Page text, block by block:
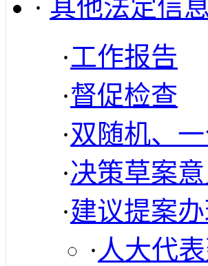
· 其他法定信
·工作报告
·督促检查
·双随机、
·决策草案
·建议提案
· 人大代